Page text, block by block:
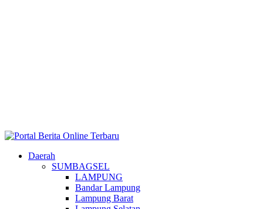
Daerah
SUMBAGSEL
LAMPUNG
Bandar Lampung
Lampung Barat